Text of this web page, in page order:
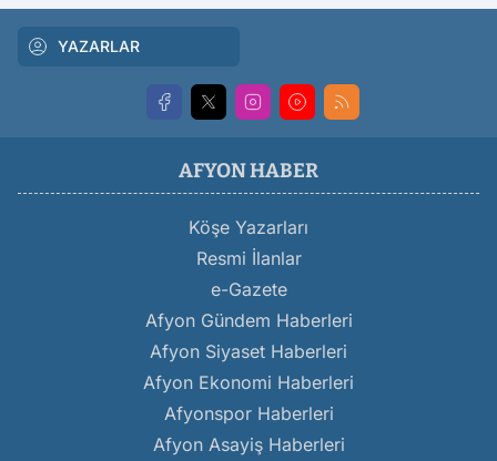
YAZARLAR
AFYON HABER
Köşe Yazarları
Resmi İlanlar
e-Gazete
Afyon Gündem Haberleri
Afyon Siyaset Haberleri
Afyon Ekonomi Haberleri
Afyonspor Haberleri
Afyon Asayiş Haberleri